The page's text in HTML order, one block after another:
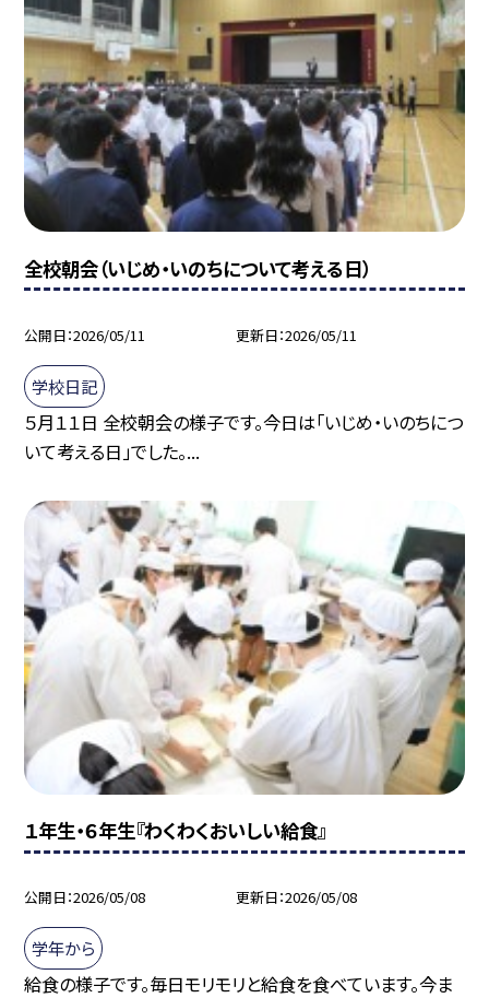
全校朝会（いじめ・いのちについて考える日）
公開日 2026/05/11 更新日 2026/05/11
学校日記
５月１１日 全校朝会の様子です。今日は「いじめ・いのちにつ
いて考える日」でした。...
１年生・６年生『わくわくおいしい給食』
公開日 2026/05/08 更新日 2026/05/08
学年から
給食の様子です。毎日モリモリと給食を食べています。今ま